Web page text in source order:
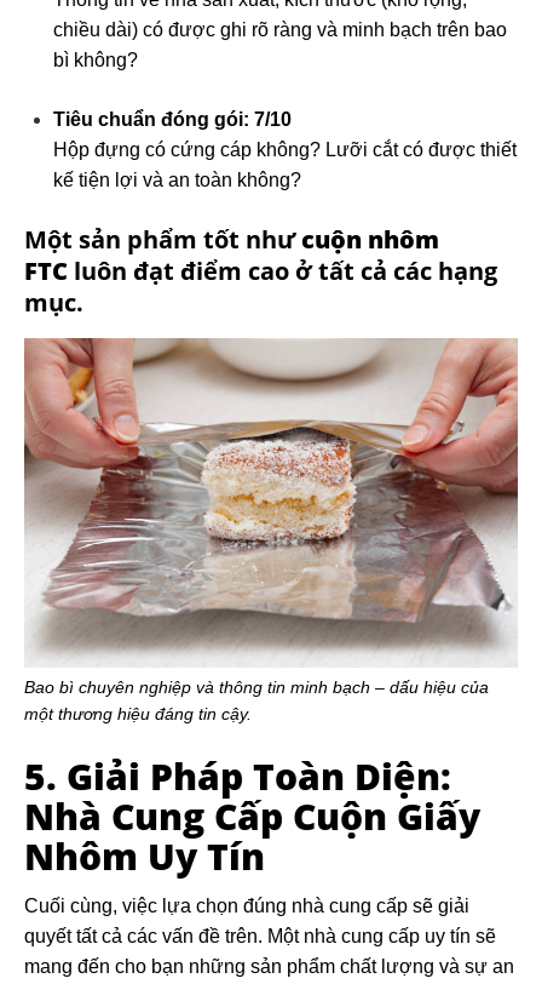
chiều dài) có được ghi rõ ràng và minh bạch trên bao
bì không?
Tiêu chuẩn đóng gói: 7/10
Hộp đựng có cứng cáp không? Lưỡi cắt có được thiết
kế tiện lợi và an toàn không?
Một sản phẩm tốt nhưcuộn nhôm
FTC luôn đạt điểm cao ở tất cả các hạng
mục.
Bao bì chuyên nghiệp và thông tin minh bạch – dấu hiệu của
một thương hiệu đáng tin cậy.
5. Giải Pháp Toàn Diện:
Nhà Cung Cấp Cuộn Giấy
Nhôm Uy Tín
Cuối cùng, việc lựa chọn đúng nhà cung cấp sẽ giải
quyết tất cả các vấn đề trên. Một nhà cung cấp uy tín sẽ
mang đến cho bạn những sản phẩm chất lượng và sự an